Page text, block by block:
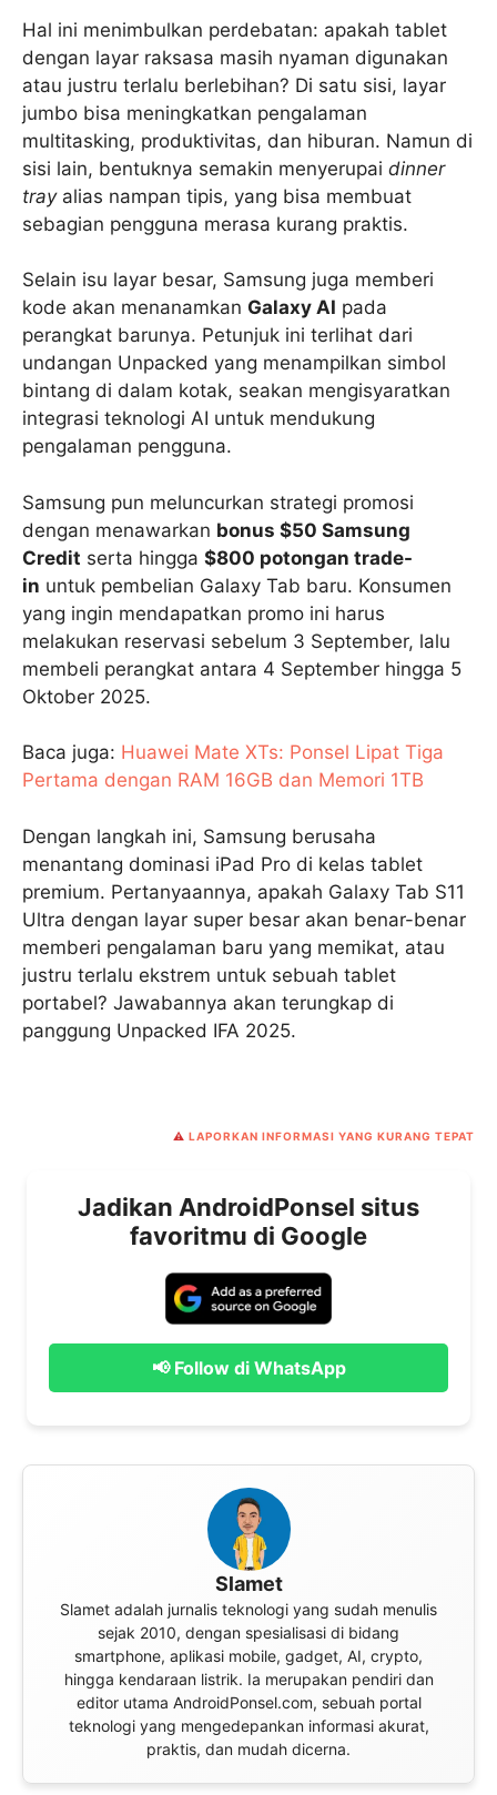
Hal ini menimbulkan perdebatan: apakah tablet
dengan layar raksasa masih nyaman digunakan
atau justru terlalu berlebihan? Di satu sisi, layar
jumbo bisa meningkatkan pengalaman
multitasking, produktivitas, dan hiburan. Namun di
sisi lain, bentuknya semakin menyerupai dinner
trayalias nampan tipis, yang bisa membuat
sebagian pengguna merasa kurang praktis.
Selain isu layar besar, Samsung juga memberi
kode akan menanamkan Galaxy AI pada
perangkat barunya. Petunjuk ini terlihat dari
undangan Unpacked yang menampilkan simbol
bintang di dalam kotak, seakan mengisyaratkan
integrasi teknologi AI untuk mendukung
pengalaman pengguna.
Samsung pun meluncurkan strategi promosi
dengan menawarkan bonus $50 Samsung
Credit serta hingga $800 potongan trade-
in untuk pembelian Galaxy Tab baru. Konsumen
yang ingin mendapatkan promo ini harus
melakukan reservasi sebelum 3 September, lalu
membeli perangkat antara 4 September hingga 5
Oktober 2025.
Baca juga: Huawei Mate XTs: Ponsel Lipat Tiga
Pertama dengan RAM 16GB dan Memori 1TB
Dengan langkah ini, Samsung berusaha
menantang dominasi iPad Pro di kelas tablet
premium. Pertanyaannya, apakah Galaxy Tab S11
Ultra dengan layar super besar akan benar-benar
memberi pengalaman baru yang memikat, atau
justru terlalu ekstrem untuk sebuah tablet
portabel? Jawabannya akan terungkap di
panggung Unpacked IFA 2025.
⚠️ LAPORKAN INFORMASI YANG KURANG TEPAT
Jadikan AndroidPonsel situs
favoritmu di Google
📢 Follow di WhatsApp
Slamet
Slamet adalah jurnalis teknologi yang sudah menulis
sejak 2010, dengan spesialisasi di bidang
smartphone, aplikasi mobile, gadget, AI, crypto,
hingga kendaraan listrik. Ia merupakan pendiri dan
editor utama AndroidPonsel.com, sebuah portal
teknologi yang mengedepankan informasi akurat,
praktis, dan mudah dicerna.